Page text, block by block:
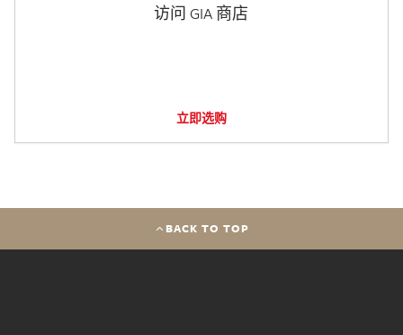
访问 GIA 商店
立即选购
BACK TO TOP